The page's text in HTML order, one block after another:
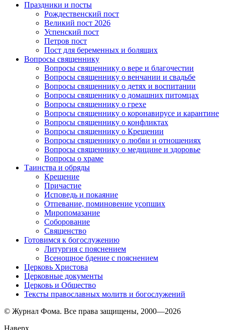
Праздники и посты
Рождественский пост
Великий пост 2026
Успенский пост
Петров пост
Пост для беременных и болящих
Вопросы священнику
Вопросы священнику о вере и благочестии
Вопросы священнику о венчании и свадьбе
Вопросы священнику о детях и воспитании
Вопросы священнику о домашних питомцах
Вопросы священнику о грехе
Вопросы священнику о коронавирусе и карантине
Вопросы священнику о конфликтах
Вопросы священнику о Крещении
Вопросы священнику о любви и отношениях
Вопросы священнику о медицине и здоровье
Вопросы о храме
Таинства и обряды
Крещение
Причастие
Исповедь и покаяние
Отпевание, поминовение усопших
Миропомазание
Соборование
Священство
Готовимся к богослужению
Литургия с пояснением
Всенощное бдение с пояснением
Церковь Христова
Церковные документы
Церковь и Общество
Тексты православных молитв и богослужений
© Журнал Фома. Все права защищены, 2000—2026